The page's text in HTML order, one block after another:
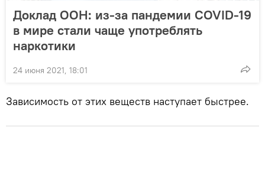
Доклад ООН: из-за пандемии COVID-19
в мире стали чаще употреблять
наркотики
24 июня 2021, 18:01
Зависимость от этих веществ наступает быстрее.